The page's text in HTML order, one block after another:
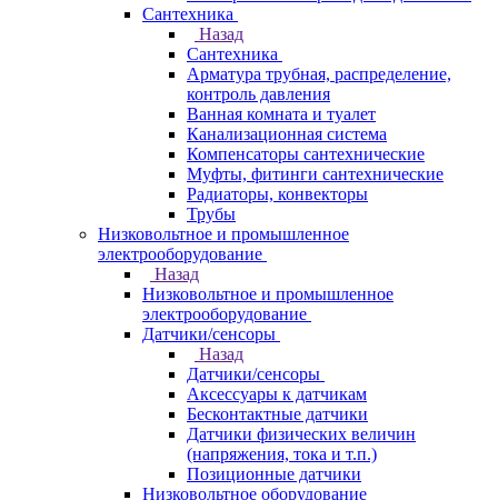
Сантехника
Назад
Сантехника
Арматура трубная, распределение,
контроль давления
Ванная комната и туалет
Канализационная система
Компенсаторы сантехнические
Муфты, фитинги сантехнические
Радиаторы, конвекторы
Трубы
Низковольтное и промышленное
электрооборудование
Назад
Низковольтное и промышленное
электрооборудование
Датчики/сенсоры
Назад
Датчики/сенсоры
Аксессуары к датчикам
Бесконтактные датчики
Датчики физических величин
(напряжения, тока и т.п.)
Позиционные датчики
Низковольтное оборудование